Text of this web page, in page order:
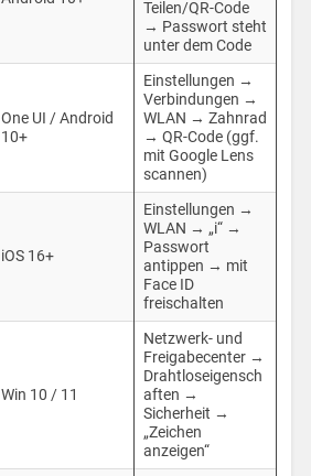
Teilen/QR-Code
→ Passwort steht
unter dem Code
One UI / Android
10+
Einstellungen →
Verbindungen →
WLAN → Zahnrad
→ QR-Code (ggf.
mit Google Lens
scannen)
iOS 16+
Einstellungen →
WLAN → „i“ →
Passwort
antippen → mit
Face ID
freischalten
Win 10 / 11
Netzwerk- und
Freigabecenter →
Drahtloseigensch
aften →
Sicherheit →
„Zeichen
anzeigen“